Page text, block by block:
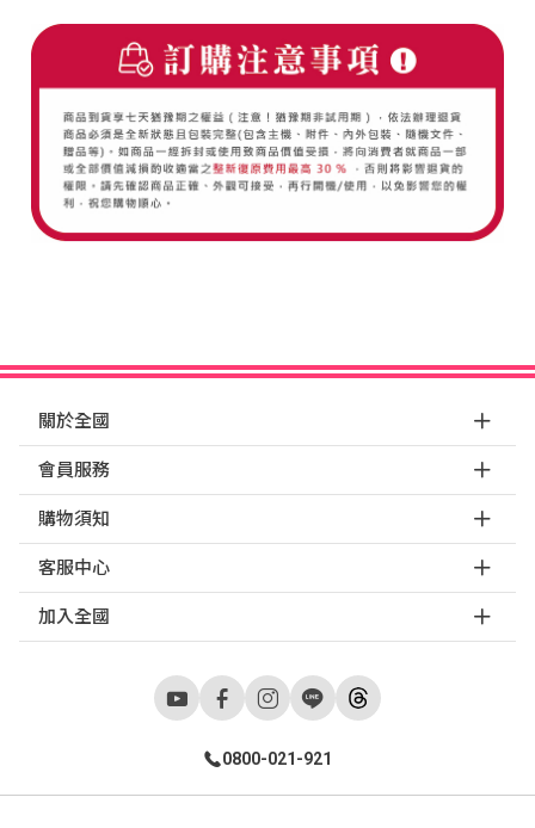
關於全國
會員服務
購物須知
客服中心
加入全國
0800-021-921